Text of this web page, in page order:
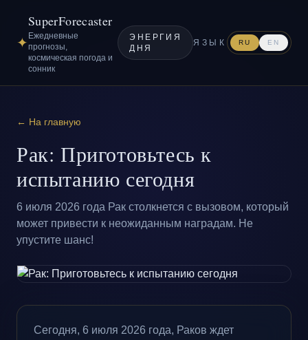
✦
SuperForecaster
Ежедневные
прогнозы,
космическая погода и
сонник
ЭНЕРГИЯ
ДНЯ
ЯЗЫК RU EN
← На главную
Рак: Приготовьтесь к
испытанию сегодня
6 июля 2026 года Рак столкнется с вызовом, который
может привести к неожиданным наградам. Не
упустите шанс!
Сегодня, 6 июля 2026 года, Раков ждет